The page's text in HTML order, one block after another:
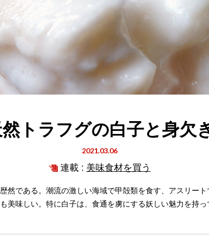
トラフグの白子と身欠
2021.03.06
連載 : 美味食材を買う
然である。潮流の激しい海域で甲殻類を食す、アスリー
美味しい。特に白子は、食通を虜にする妖しい魅力を持っ